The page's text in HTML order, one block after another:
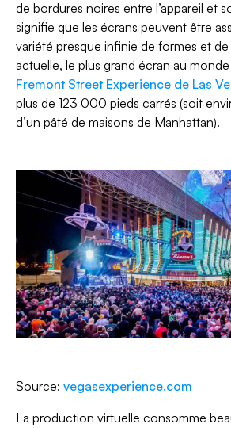
de bordures noires entre l’appareil et
signifie que les écrans peuvent être
variété presque infinie de formes et de
actuelle, le plus grand écran au
Fremont Street Experience de Las
plus de 123 000 pieds carrés (soit
d’un pâté de maisons de Manhattan).
Source: vegasexperience.com
La production virtuelle consomme